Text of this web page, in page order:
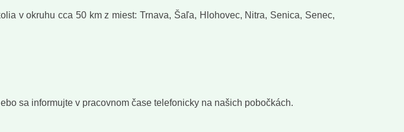
v okruhu cca 50 km z miest: Trnava, Šaľa, Hlohovec, Nitra, Senica, Senec,
sa informujte v pracovnom čase telefonicky na našich pobočkách.